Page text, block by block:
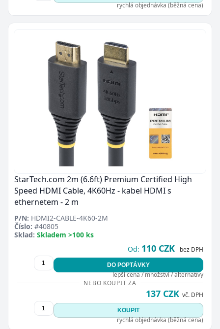
rychlá objednávka (běžná cena)
StarTech.com 2m (6.6ft) Premium Certified High
Speed HDMI Cable, 4K60Hz - kabel HDMI s
ethernetem - 2 m
P/N: HDMI2-CABLE-4K60-2M
Číslo: #40805
Sklad: Skladem >100 ks
Od: 110 CZK bez DPH
DO POPTÁVKY
lepší cena / množství / alternativy
NEBO KOUPIT ZA
137 CZK vč. DPH
KOUPIT
rychlá objednávka (běžná cena)